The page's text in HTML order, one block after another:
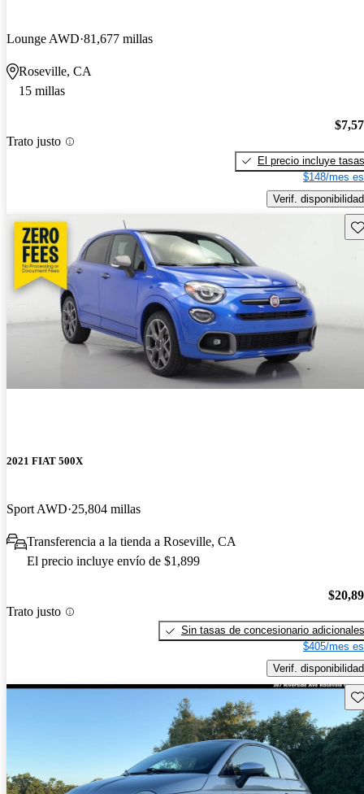
Lounge AWD 81,677 millas
Roseville, CA
15 millas
Trato justo
El precio incluye tasas
$148/mes
Verif. disponibilidad
2021 FIAT 500X
Sport AWD 25,804 millas
Transferencia a la tienda a Roseville, CA
El precio incluye envío de $1,899
Trato justo
Sin tasas de concesionario adicionales
$405/mes
Verif. disponibilidad